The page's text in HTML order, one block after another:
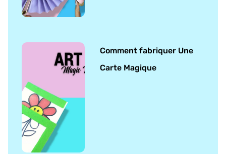
Comment fabriquer Une
Carte Magique